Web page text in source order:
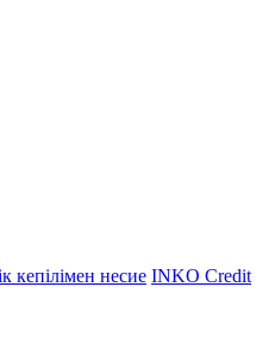
кепілімен несие INKO Credit